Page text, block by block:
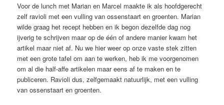
Voor de lunch met Marian en Marcel maakte ik als hoofdgerecht
zelf ravioli met een vulling van ossenstaart en groenten. Marian
wilde graag het recept hebben en ik begon dezelfde dag nog
ijverig te schrijven maar op de één of andere manier kwam het
artikel maar niet af. Nu we hier weer op onze vaste stek zitten
met een grote tafel om aan te werken, heb ik me voorgenomen
om al die half-affe artikelen maar eens af te maken en te
publiceren. Ravioli dus, zelfgemaakt natuurlijk, met een vulling
van ossenstaart en groenten.